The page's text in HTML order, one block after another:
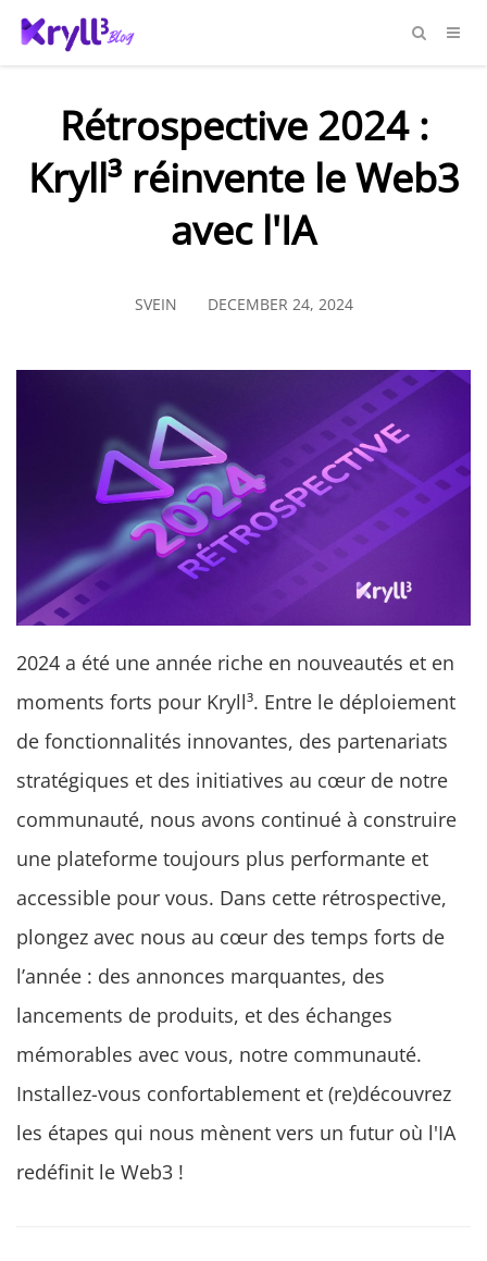
Rétrospective 2024 :
Kryll³ réinvente le Web3
avec l'IA
SVEIN DECEMBER 24, 2024
2024 a été une année riche en nouveautés et en
moments forts pour Kryll³. Entre le déploiement
de fonctionnalités innovantes, des partenariats
stratégiques et des initiatives au cœur de notre
communauté, nous avons continué à construire
une plateforme toujours plus performante et
accessible pour vous. Dans cette rétrospective,
plongez avec nous au cœur des temps forts de
l’année : des annonces marquantes, des
lancements de produits, et des échanges
mémorables avec vous, notre communauté.
Installez-vous confortablement et (re)découvrez
les étapes qui nous mènent vers un futur où l'IA
redéfinit le Web3 !